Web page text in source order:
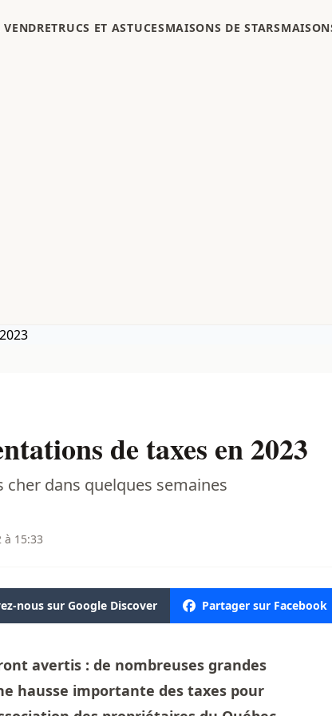
VENDRETRUCS ET ASTUCESMAISONS DE STARS
de taxes en 2023
cher dans quelques semaines
15:33
nous sur Google Discover Partager sur Facebook
avertis : de nombreuses grandes
hausse importante des taxes pour